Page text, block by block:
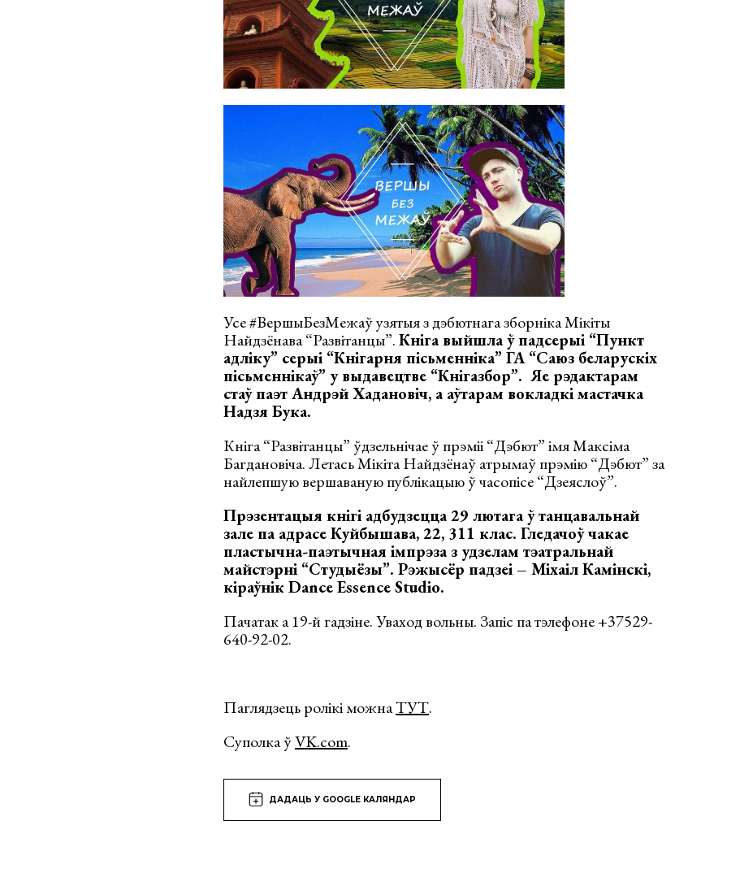
Усе #ВершыБезМежаў узятыя з дэбютнага зборніка Мікіты
Найдзёнава “Развітанцы”.Кніга выйшла ў падсерыі “Пункт
адліку” серыі “Кнігарня пісьменніка” ГА “Саюз беларускіх
пісьменнікаў” у выдавецтве “Кнігазбор”. Яе рэдактарам
стаў паэт Андрэй Хадановіч, а аўтарам вокладкі мастачка
Надзя Бука.
Кніга “Развітанцы” ўдзельнічае ў прэміі “Дэбют” імя Максіма
Багдановіча. Летась Мікіта Найдзёнаў атрымаў прэмію “Дэбют” за
найлепшую вершаваную публікацыю ў часопісе “Дзеяслоў”.
Прэзентацыя кнігі адбудзецца 29 лютага ў танцавальнай
зале па адрасе Куйбышава, 22, 311 клас. Гледачоў чакае
пластычна-паэтычная імпрэза з удзелам тэатральнай
майстэрні “Студыёзы”. Рэжысёр падзеі – Міхаіл Камінскі,
кіраўнік Dance Essence Studio.
Пачатак а 19-й гадзіне. Уваход вольны. Запіс па тэлефоне +37529-
640-92-02.
Паглядзець ролікі можнаТУТ.
Суполка ўVK.com.
ДАДАЦЬ У GOOGLE КАЛЯНДАР